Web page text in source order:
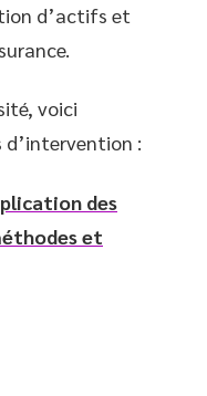
d’actifs et
voici
d’intervention :
des
et